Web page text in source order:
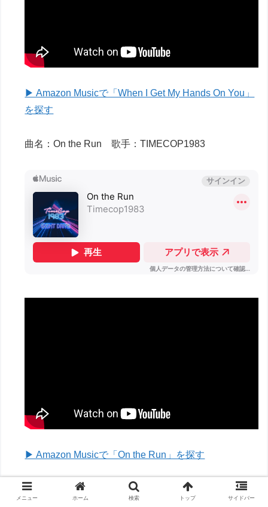
▶ Amazon Musicで「When I Get My Hands On You」
を探す
曲名：On the Run 歌手：TIMECOP1983
▶ Amazon Musicで「On the Run」を探す
曲名：Darkside 歌手：OSHINS, HAEL
メニュー ホーム 検索 トップ サイドバー